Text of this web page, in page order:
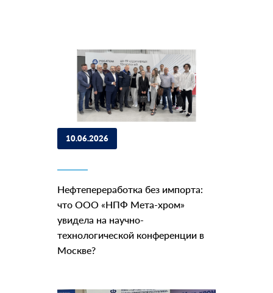
10.06.2026
Нефтепереработка без импорта:
что ООО «НПФ Мета-хром»
увидела на научно-
технологической конференции в
Москве?